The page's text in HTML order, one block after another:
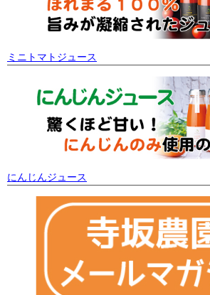
ミニトマトジュース
にんじんジュース